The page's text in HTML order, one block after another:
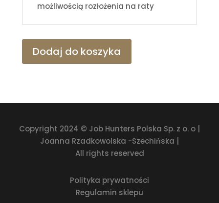
możliwością rozłożenia na raty
Dodaj do koszyka
Copyright 2024 © Job Hunters Polska Sp. z o. o |
Joanna Rzadkowolska -Szechińska |
All rights reserved
Polityka prywatności
Regulamin sklepu